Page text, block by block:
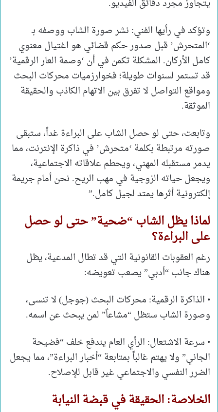
يتجاوز مجرد دقائق الفيديو.
وتؤكد في رأيها الفني: نشر صورة الشاب ووصفه بـ
‘المتحرش’ قبل صدور حكم قضائي هو اغتيال معنوي
كامل الأركان. المشكلة تكمن في أن ‘وصمة العار الرقمية’
قد تستمر لسنوات طويلة؛ فخوارزميات محركات البحث
ومواقع التواصل لا تفرق بين الاتهام الكاذب والحقيقة
الموثقة.
وتابعت، حتى لو حصل الشاب على البراءة غداً، ستبقى
صورته مرتبطة بكلمة ‘متحرش’ في ذاكرة الإنترنت، مما
يدمر مستقبله المهني، ويحطم علاقاته الاجتماعية،
ويجعل حياته الزوجية في مهب الريح. نحن أمام جريمة
إلكترونية أثرها يمتد لجيل كامل.”
لماذا يظل الشاب “ضحية” حتى لو حصل
على البراءة؟
رغم العقوبات القانونية التي قد تطال المدعية، يظل
هناك جانب “أدبي” يصعب تعويضه:
• الذاكرة الرقمية: محركات البحث (جوجل) لا تنسى،
وصورة الشاب ستظل “مشاعاً” لمن يبحث عن اسمه.
• سرعة الاشتعال: الرأي العام يندفع خلف “فضيحة
الجاني” ولا يهتم غالباً بمتابعة “أخبار البراءة”، مما يجعل
الضرر النفسي والاجتماعي غير قابل للإصلاح.
الخلاصة: الحقيقة في قبضة النيابة